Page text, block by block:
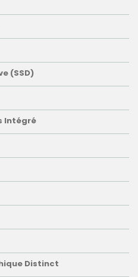
(SSD)
Intégré
Distinct